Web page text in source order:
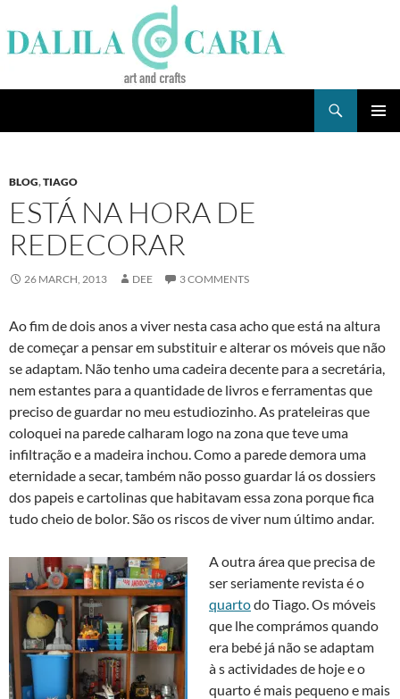
to
content
BLOG,TIAGO
ESTÁ NA HORA DE
REDECORAR
26 MARCH, 2013 DEE 3 COMMENTS
Ao fim de dois anos a viver nesta casa acho que está na altura
de começar a pensar em substituir e alterar os móveis que não
se adaptam. Não tenho uma cadeira decente para a secretária,
nem estantes para a quantidade de livros e ferramentas que
preciso de guardar no meu estudiozinho. As prateleiras que
coloquei na parede calharam logo na zona que teve uma
infiltração e a madeira inchou. Como a parede demora uma
eternidade a secar, também não posso guardar lá os dossiers
dos papeis e cartolinas que habitavam essa zona porque fica
tudo cheio de bolor. São os riscos de viver num último andar.
A outra área que precisa de
ser seriamente revista é o
quartodo Tiago. Os móveis
que lhe comprámos quando
era bebé já não se adaptam
à s actividades de hoje e o
quarto é mais pequeno e mais